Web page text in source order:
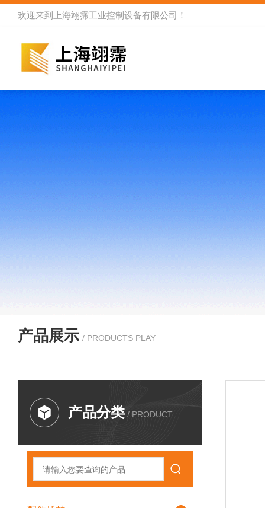
欢迎来到 上海翊霈工业控制设备有限公司 ！
产品展示 / PRODUCTS PLAY
产品分类 / PRODUCT